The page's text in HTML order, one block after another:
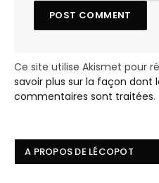
Ce site utilise Akismet pour
savoir plus sur la façon dont
commentaires sont traitées.
A PROPOS DE LÉCOPOT